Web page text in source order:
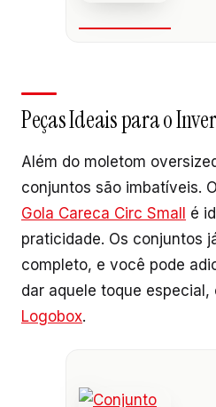
Peças Ideais para o
Além do moletom
conjuntos são imbatíveis. O
Gola Careca Circ Small
é
praticidade. Os conjuntos
completo, e você pode
dar aquele toque especial,
Logobox.